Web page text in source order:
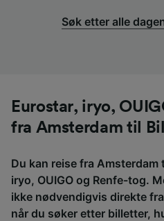
Søk etter alle
Eurostar, iryo,
fra Amsterdam til
Du kan reise fra Amsterdam
iryo, OUIGO og Renfe-tog.
ikke nødvendigvis direkte
når du søker etter billetter,